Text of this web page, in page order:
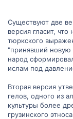
Существуют две
версия гласит,
тюркского
"принявший новую
народ
ислам под
Вторая версия
гелов, одного из
культуры более
грузинского